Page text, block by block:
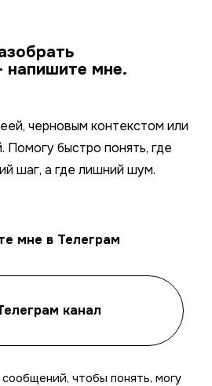
напишите мне.
черновым контекстом или
быстро понять, где
шаг, а где лишний шум.
мне в Телеграм
канал
чтобы понять, могу